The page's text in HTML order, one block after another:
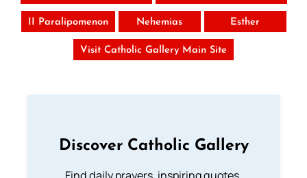
II Paralipomenon Nehemias Esther
Visit Catholic Gallery Main Site
Discover Catholic Gallery